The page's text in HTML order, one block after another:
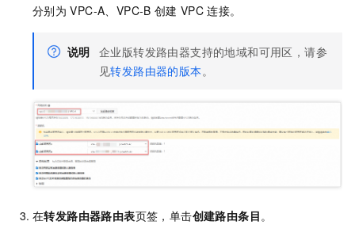
分别为 VPC-A、VPC-B 创建 VPC 连接。
说明 企业版转发路由器支持的地域和可用区，请参
见转发路由器的版本 。
在转发路由器路由表页签，单击创建路由条目。